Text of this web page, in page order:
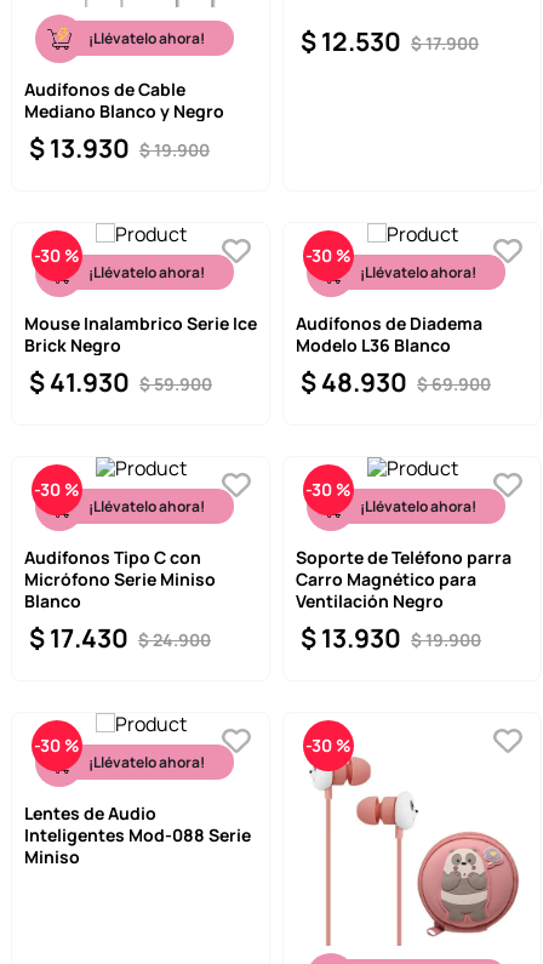
¡Llévatelo ahora!
Audífonos de Cable
Mediano Blanco y Negro
$19.900
$13.930
$17.900
$12.530
-30 %
¡Llévatelo ahora!
Mouse Inalambrico Serie Ice
Brick Negro
$59.900
$41.930
-30 %
¡Llévatelo ahora!
Audífonos de Diadema
Modelo L36 Blanco
$69.900
$48.930
-30 %
¡Llévatelo ahora!
Audífonos Tipo C con
Micrófono Serie Miniso
Blanco
$24.900
$17.430
-30 %
¡Llévatelo ahora!
Soporte de Teléfono parra
Carro Magnético para
Ventilación Negro
$19.900
$13.930
-30 %
¡Llévatelo ahora!
Lentes de Audio
Inteligentes Mod-088 Serie
Miniso
-30 %